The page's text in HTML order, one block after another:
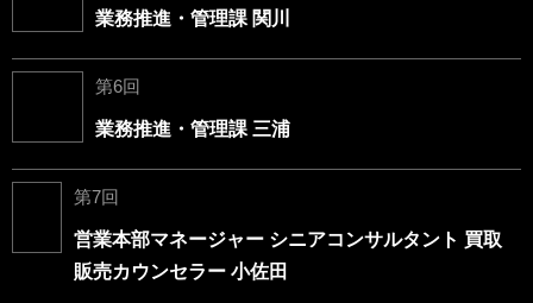
業務推進・管理課 関川
第6回
業務推進・管理課 三浦
第7回
営業本部マネージャー シニアコンサルタント 買取
販売カウンセラー 小佐田